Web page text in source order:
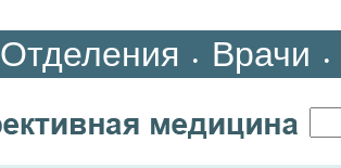
Отделения • Врачи •